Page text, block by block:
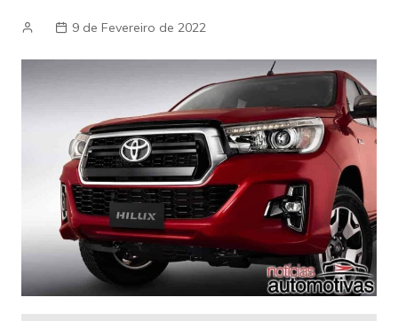
9 de Fevereiro de 2022